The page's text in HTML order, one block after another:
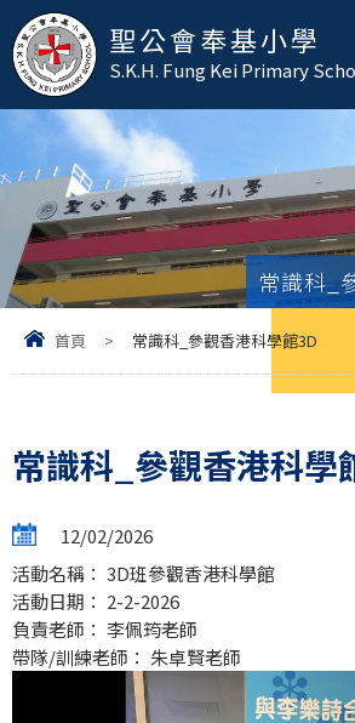
聖公會奉基小學
S.K.H. Fung Kei Primary
常識科_
首頁 > 常識科_參觀香港科學館3D
常識科_參觀香港科學
12/02/2026
活動名稱： 3D班參觀香港科學館
活動日期： 2-2-2026
負責老師： 李佩筠老師
帶隊/訓練老師： 朱卓賢老師